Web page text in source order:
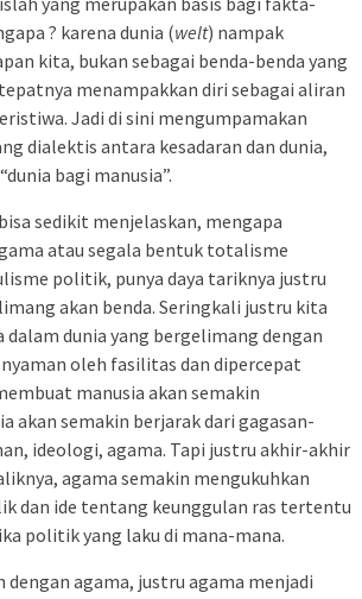
? karena dunia (welt) nampak
kita, bukan sebagai benda-benda yang
menampakkan diri sebagai aliran
Jadi di sini mengumpamakan
dialektis antara kesadaran dan dunia,
bagi manusia”.
sedikit menjelaskan, mengapa
atau segala bentuk totalisme
politik, punya daya tariknya justru
akan benda. Seringkali justru kita
dalam dunia yang bergelimang dengan
oleh fasilitas dan dipercepat
manusia akan semakin
akan semakin berjarak dari gagasan-
ideologi, agama. Tapi justru akhir-akhir
agama semakin mengukuhkan
dan ide tentang keunggulan ras tertentu
politik yang laku di mana-mana.
dengan agama, justru agama menjadi